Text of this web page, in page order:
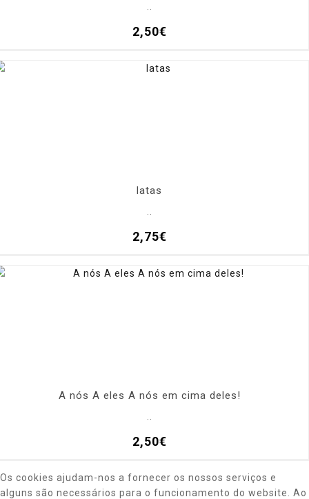
2,50€
latas
2,75€
A nós A eles A nós em cima deles!
2,50€
Os cookies ajudam-nos a fornecer os nossos serviços e
alguns são necessários para o funcionamento do website. Ao